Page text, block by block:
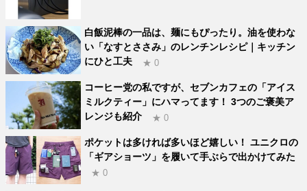
白飯泥棒の一品は、麺にもぴったり。油を使わな
い「なすとささみ」のレンチンレシピ｜キッチン
にひと工夫
★ 0
コーヒー党の私ですが、セブンカフェの「アイス
ミルクティー」にハマってます！ 3つのご褒美ア
レンジも紹介
★ 0
ポケットは多ければ多いほど嬉しい！ ユニクロの
「ギアショーツ」を履いて手ぶらで出かけてみた
★ 0